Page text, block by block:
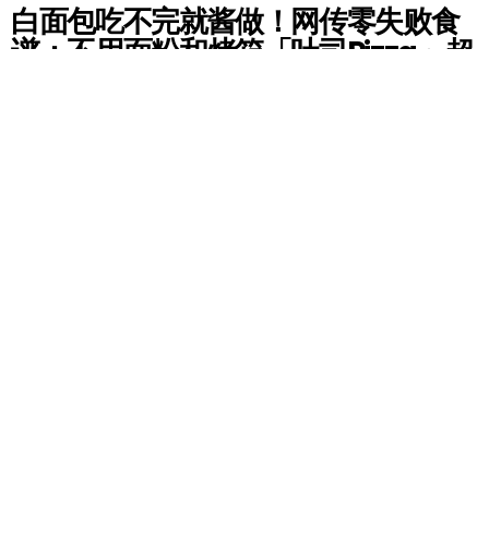
白面包吃不完就酱做！网传零失败食
谱：不用面粉和烤箱「吐司Pizza」超